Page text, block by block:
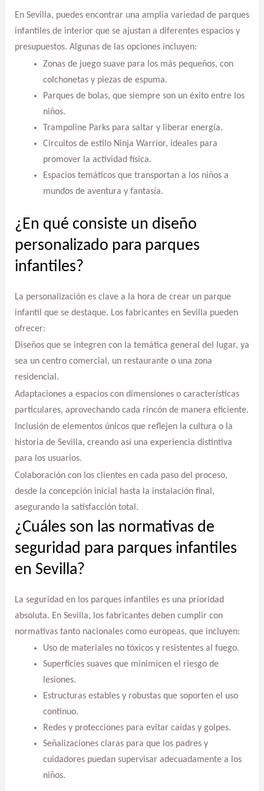
En Sevilla, puedes encontrar una amplia variedad de parques
infantiles de interior que se ajustan a diferentes espacios y
presupuestos. Algunas de las opciones incluyen:
Zonas de juego suave para los más pequeños, con
colchonetas y piezas de espuma.
Parques de bolas, que siempre son un éxito entre los
niños.
Trampoline Parks para saltar y liberar energía.
Circuitos de estilo Ninja Warrior, ideales para
promover la actividad física.
Espacios temáticos que transportan a los niños a
mundos de aventura y fantasía.
¿En qué consiste un diseño
personalizado para parques
infantiles?
La personalización es clave a la hora de crear un parque
infantil que se destaque. Los fabricantes en Sevilla pueden
ofrecer:
Diseños que se integren con la temática general del lugar, ya
sea un centro comercial, un restaurante o una zona
residencial.
Adaptaciones a espacios con dimensiones o características
particulares, aprovechando cada rincón de manera eficiente.
Inclusión de elementos únicos que reflejen la cultura o la
historia de Sevilla, creando así una experiencia distintiva
para los usuarios.
Colaboración con los clientes en cada paso del proceso,
desde la concepción inicial hasta la instalación final,
asegurando la satisfacción total.
¿Cuáles son las normativas de
seguridad para parques infantiles
en Sevilla?
La seguridad en los parques infantiles es una prioridad
absoluta. En Sevilla, los fabricantes deben cumplir con
normativas tanto nacionales como europeas, que incluyen:
Uso de materiales no tóxicos y resistentes al fuego.
Superficies suaves que minimicen el riesgo de
lesiones.
Estructuras estables y robustas que soporten el uso
continuo.
Redes y protecciones para evitar caídas y golpes.
Señalizaciones claras para que los padres y
cuidadores puedan supervisar adecuadamente a los
niños.